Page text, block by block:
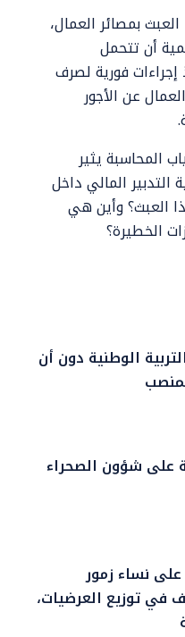
بمصائر العمال،
أن تتحمل
إجراءات فورية لصرف
عن الأجور
المحاسبة يثير
المالي داخل
العبث؟ وأين هي
الخطيرة؟
الوطنية دون أن
على شؤون الصحراء
نساء زمور
في توزيع العرضيات،